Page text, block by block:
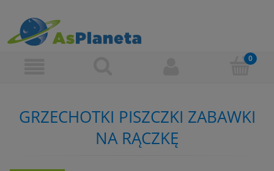
GRZECHOTKI PISZCZKI ZABAWKI
NA RĄCZKĘ